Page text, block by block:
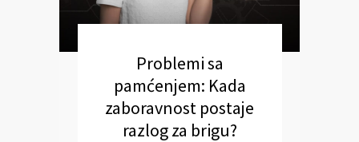
Problemi sa
pamćenjem: Kada
zaboravnost postaje
razlog za brigu?